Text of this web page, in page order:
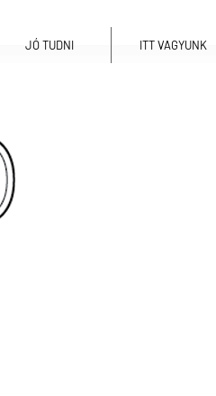
JÓ TUDNI ITT VAGYUNK